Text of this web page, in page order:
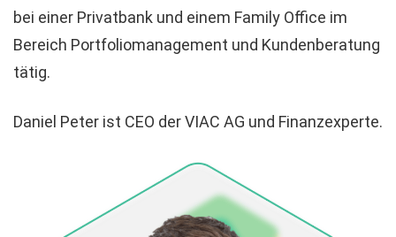
bei einer Privatbank und einem Family Office im
Bereich Portfoliomanagement und Kundenberatung
tätig.
Daniel Peter ist CEO der VIAC AG und Finanzexperte.